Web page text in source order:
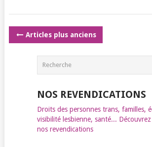
POSTS
Articles plus anciens
NOS REVENDICATIONS
Droits des personnes trans, familles,
visibilité lesbienne, santé...
nos revendications